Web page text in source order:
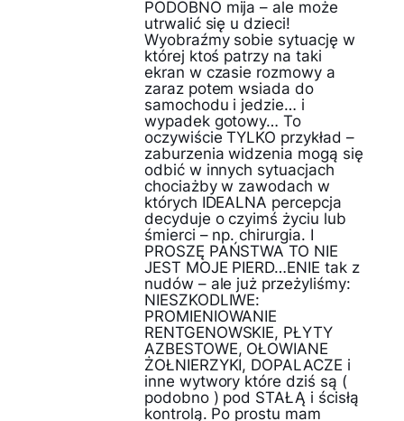
PODOBNO mija – ale może
utrwalić się u dzieci!
Wyobraźmy sobie sytuację w
której ktoś patrzy na taki
ekran w czasie rozmowy a
zaraz potem wsiada do
samochodu i jedzie… i
wypadek gotowy… To
oczywiście TYLKO przykład –
zaburzenia widzenia mogą się
odbić w innych sytuacjach
chociażby w zawodach w
których IDEALNA percepcja
decyduje o czyimś życiu lub
śmierci – np. chirurgia. I
PROSZĘ PAŃSTWA TO NIE
JEST MOJE PIERD…ENIE tak z
nudów – ale już przeżyliśmy:
NIESZKODLIWE:
PROMIENIOWANIE
RENTGENOWSKIE, PŁYTY
AZBESTOWE, OŁOWIANE
ŻOŁNIERZYKI, DOPALACZE i
inne wytwory które dziś są (
podobno ) pod STAŁĄ i ścisłą
kontrolą. Po prostu mam